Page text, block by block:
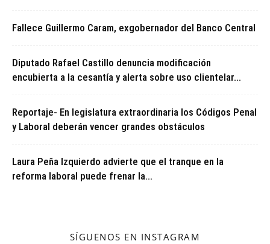
Fallece Guillermo Caram, exgobernador del Banco Central
Diputado Rafael Castillo denuncia modificación
encubierta a la cesantía y alerta sobre uso clientelar...
Reportaje- En legislatura extraordinaria los Códigos Penal
y Laboral deberán vencer grandes obstáculos
Laura Peña Izquierdo advierte que el tranque en la
reforma laboral puede frenar la...
SÍGUENOS EN INSTAGRAM